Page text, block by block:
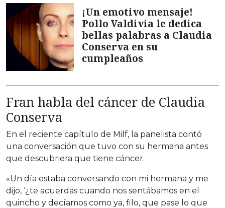
¡Un emotivo mensaje!
Pollo Valdivia le dedica
bellas palabras a Claudia
Conserva en su
cumpleaños
Fran habla del cáncer de Claudia
Conserva
En el reciente capítulo de Milf, la panelista contó
una conversación que tuvo con su hermana antes
que descubriera que tiene cáncer.
«Un día estaba conversando con mi hermana y me
dijo, ‘¿te acuerdas cuando nos sentábamos en el
quincho y decíamos como ya, filo, que pase lo que